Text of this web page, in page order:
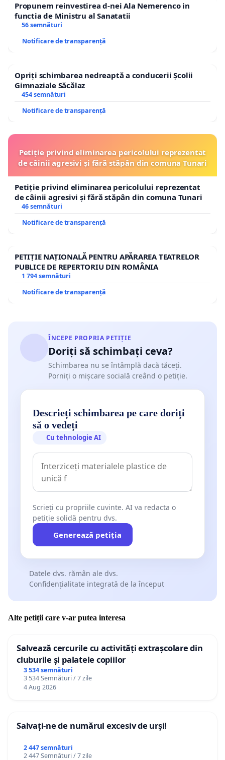
Propunem reinvestirea d-nei Ala Nemerenco in
functia de Ministru al Sanatatii
56 semnături
Notificare de transparență
Opriți schimbarea nedreaptă a conducerii Școlii
Gimnaziale Săcălaz
454 semnături
Notificare de transparență
Petiție privind eliminarea pericolului reprezentat
de câinii agresivi și fără stăpân din comuna Tunari
Petiție privind eliminarea pericolului reprezentat
de câinii agresivi și fără stăpân din comuna Tunari
46 semnături
Notificare de transparență
PETIȚIE NAȚIONALĂ PENTRU APĂRAREA TEATRELOR
PUBLICE DE REPERTORIU DIN ROMÂNIA
1 794 semnături
Notificare de transparență
ÎNCEPE PROPRIA PETIȚIE
Doriți să schimbați ceva?
Schimbarea nu se întâmplă dacă tăceți.
Porniți o mișcare socială creând o petiție.
Descrieți schimbarea pe care doriți
să o vedeți
Cu tehnologie AI
Scrieți cu propriile cuvinte. AI va redacta o
petiție solidă pentru dvs.
Generează petiția
Datele dvs. rămân ale dvs.
Confidențialitate integrată de la început
Alte petiții care v-ar putea interesa
Salvează cercurile cu activități extrașcolare din
cluburile și palatele copiilor
3 534 semnături
3 534 Semnături / 7 zile
4 Aug 2026
Salvați-ne de numărul excesiv de urși!
2 447 semnături
2 447 Semnături / 7 zile